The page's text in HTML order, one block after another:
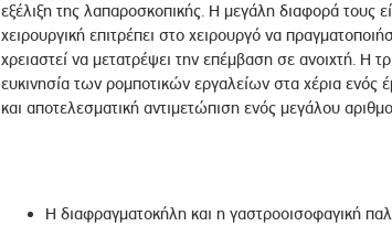
εξέλιξη της λαπαροσκοπικής. Η μεγάλη διαφορά τους
χειρουργική επιτρέπει στο χειρουργό να
χρειαστεί να μετατρέψει την επέμβαση σε ανοιχτή. Η
ευκινησία των ρομποτικών εργαλείων στα χέρια ενός
και αποτελεσματική αντιμετώπιση ενός μεγάλου
Η διαφραγματοκήλη και η γαστροοισοφαγική